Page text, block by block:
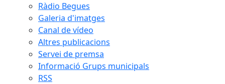
Ràdio Begues
Galeria d'imatges
Canal de vídeo
Altres publicacions
Servei de premsa
Informació Grups municipals
RSS